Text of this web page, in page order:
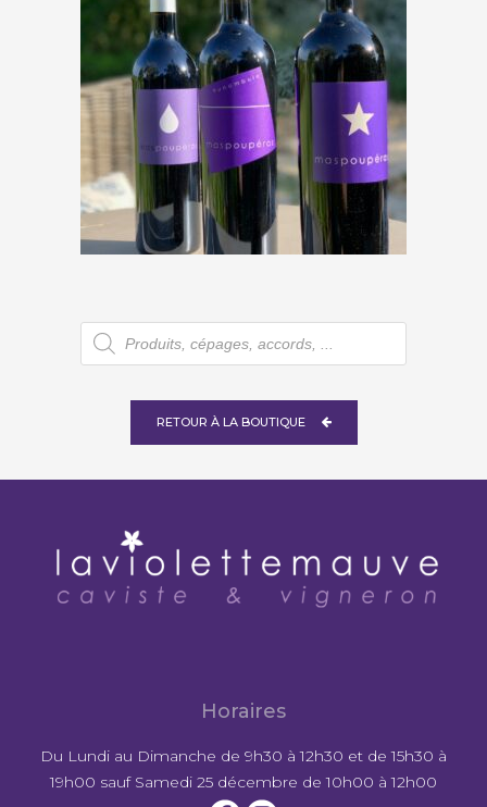
Mas Poupéras « Funambule »
2023
€11,50
Recherche
de
produits
RETOUR À LA BOUTIQUE
Horaires
Du Lundi au Dimanche de 9h30 à 12h30 et de 15h30 à
19h00 sauf Samedi 25 décembre de 10h00 à 12h00